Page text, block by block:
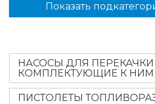
НАСОСЫ ДЛЯ ПЕРЕКАЧКИ
КОМПЛЕКТУЮЩИЕ К НИМ
ПИСТОЛЕТЫ
Показать